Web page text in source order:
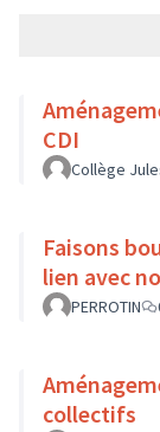
CDI
Collège
Faisons
lien avec
PERROTIN
collectifs